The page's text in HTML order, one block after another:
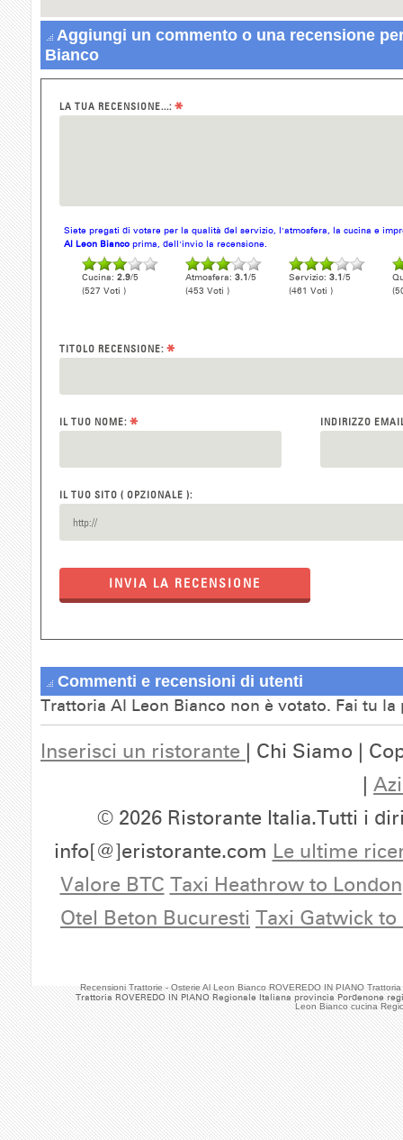
Recensioni Trattorie - Osterie Al Leon Bianco ROVEREDO IN PIANO
Trattoria ROVEREDO IN PIANO Regionale Italiana provincia Pordenone
Leon Bianco cucina
Aggiungi un commento o una recensione
Bianco
LA TUA RECENSIONE...: *
Siete pregati di votare per la qualità del servizio, l'atmosfera, la cucina e
Al Leon Bianco prima, dell'invio la recensione.
Cucina: 2.9/5
(527 Voti )
Atmosfera: 3.1/5
(453 Voti )
Servizio: 3.1/5
(461 Voti )
TITOLO RECENSIONE: *
IL TUO NOME: * INDIRIZZO
IL TUO SITO ( OPZIONALE ):
INVIA LA RECENSIONE
Commenti e recensioni di utenti
Trattoria Al Leon Bianco non è votato. Fai tu
Inserisci un ristorante | Chi Siamo |
|
© 2026 Ristorante Italia.Tutti i
info[@]eristorante.com Le ultime
Valore BTC Taxi Heathrow to London
Otel Beton Bucuresti Taxi Gatwick to